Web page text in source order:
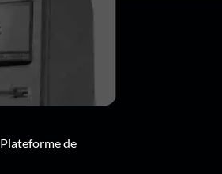
Plateforme de